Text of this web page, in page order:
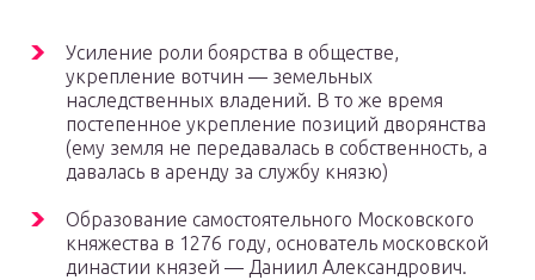
Усиление роли боярства в обществе,
укрепление вотчин — земельных
наследственных владений. В то же время
постепенное укрепление позиций дворянства
(ему земля не передавалась в собственность, а
давалась в аренду за службу князю)
Образование самостоятельного Московского
княжества в 1276 году, основатель московской
династии князей — Даниил Александрович.